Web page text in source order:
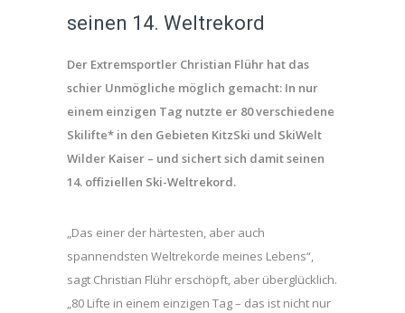
seinen 14. Weltrekord
Der Extremsportler Christian Flühr hat das
schier Unmögliche möglich gemacht: In nur
einem einzigen Tag nutzte er 80 verschiedene
Skilifte* in den Gebieten KitzSki und SkiWelt
Wilder Kaiser – und sichert sich damit seinen
14. offiziellen Ski-Weltrekord.
„Das einer der härtesten, aber auch
spannendsten Weltrekorde meines Lebens“,
sagt Christian Flühr erschöpft, aber überglücklich.
„80 Lifte in einem einzigen Tag – das ist nicht nur